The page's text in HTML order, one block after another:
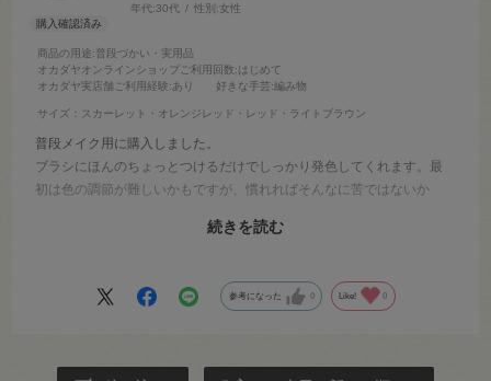
年代:30代 性別:女性
商品の用途:普段づかい・実用品
オカダヤオンラインショップご利用回数:はじめて
オカダヤ実店舗ご利用経験:あり 好きな手芸:編み物
サイズ：スカーレット・オレンジレッド・レッド・ライトブラウン
普段メイク用に購入しました。
ブラシにほんのちょっとつけるだけでしっかり発色してくれます。最
初は色の調節が難しいかもですが、慣れればそんなに苦ではないか
パレットで見るとなかなか派手なラインナップですが、肌に乗せてみ
一度のメイクでちょっとしか使わないので、底見えまではだいぶ時間
がかかりそう…。
続きを読む
参考になった 0 Like! 0